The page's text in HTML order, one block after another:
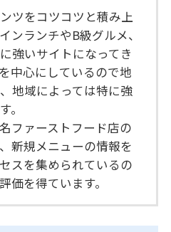
ツをコツコツと積み上
ンランチやB級グルメ、
強いサイトになってき
中心にしているので地
地域によっては特に強
。
ファーストフード店の
新規メニューの情報を
スを集められているの
価を得ています。